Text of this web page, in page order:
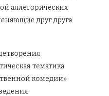
аллегорических
друг друга
тематика
комедии»